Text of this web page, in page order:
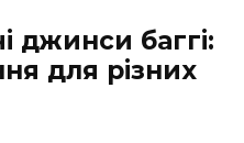
джинси баггі:
для різних